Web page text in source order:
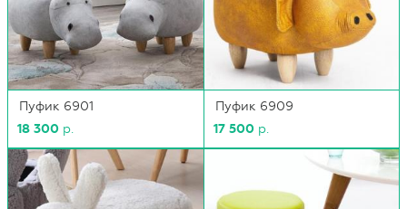
Пуфик 6901
18 300 р.
Пуфик 6909
17 500 р.